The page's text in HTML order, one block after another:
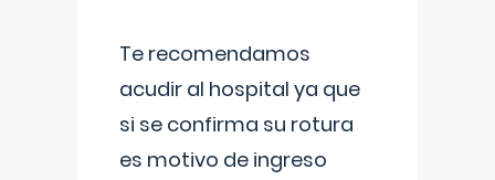
Te recomendamos
acudir al hospital ya que
si se confirma su rotura
es motivo de ingreso